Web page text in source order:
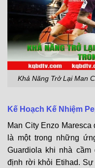
Khả Năng Trở Lại Man
Kế Hoạch Kế Nhiệm
Man City Enzo
là một trong những
Guardiola khi nhà
định rời khỏi Etihad.